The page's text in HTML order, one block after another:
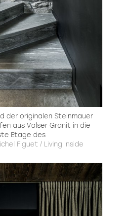
der originalen Steinmauer
aus Valser Granit in die
Etage des
Figuet / Living Inside